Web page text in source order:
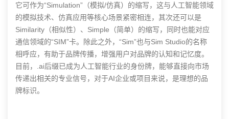
它可作为“Simulation”（模拟/仿真）的缩写，这与人工智能领域
的模拟技术、仿真应用等核心场景紧密相连，其次还可以是
Similarity（相似性）、Simple（简单）的缩写，同时也能对应
通信领域的“SIM”卡。除此之外，“Sim”也与Sim Studio的名称
相呼应，有助于品牌传播，增强用户对品牌的认知和记忆度。
目前，.ai后缀已成为人工智能行业的身份牌，能够直接向市场
传递出相关的专业信号，对于AI企业或项目来说，是理想的品
牌标识。